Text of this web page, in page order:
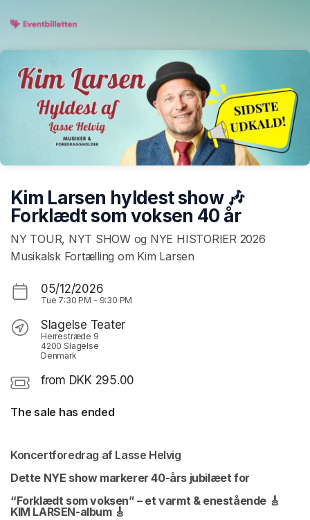
Kim Larsen hyldest show 🎶
Forklædt som voksen 40 år
NY TOUR, NYT SHOW og NYE HISTORIER 2026
Musikalsk Fortælling om Kim Larsen
05/12/2026
Tue 7:30 PM - 9:30 PM
Slagelse Teater
Herrestræde 9
4200 Slagelse
Denmark
from DKK 295.00
The sale has ended
Koncertforedrag af Lasse Helvig
Dette NYE show markerer 40-års jubilæet for
“Forklædt som voksen” – et varmt & enestående 🎸
KIM LARSEN-album 🎸